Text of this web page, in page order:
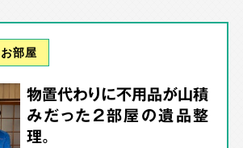
お部屋
物置代わりに不用品が山積
みだった2部屋の遺品整
理。